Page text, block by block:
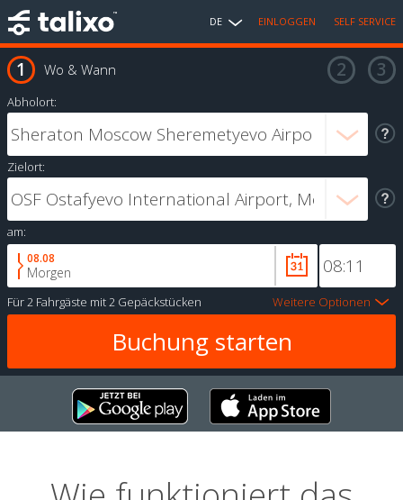
DE EINLOGGEN SELF SERVICE
Wo & Wann
Abholort:
Zielort:
am:
08.08
Morgen
Für2 Fahrgäste mit2 Gepäckstücken Weitere Optionen